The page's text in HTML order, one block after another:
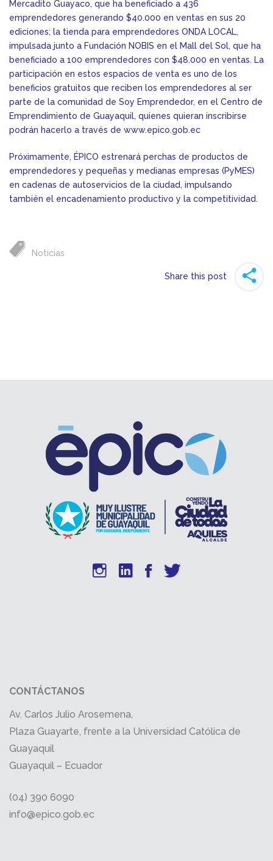
Mercadito Guayaco, que ha beneficiado a 436
emprendedores generando $40.000 en ventas en sus 20
ediciones; la tienda para emprendedores ONDA LOCAL,
impulsada junto a Fundación NOBIS en el Mall del Sol, que ha
beneficiado a 100 emprendedores con $48.000 en ventas. La
participación en estos espacios de venta es uno de los
beneficios gratuitos que reciben los emprendedores al ser
parte de la comunidad de Soy Emprendedor, en el Centro de
Emprendimiento de Guayaquil, quienes quieran inscribirse
podrán hacerlo a través de www.epico.gob.ec
Próximamente, ÉPICO estrenará perchas de productos de
emprendedores y pequeñas y medianas empresas (PyMES)
en cadenas de autoservicios de la ciudad, impulsando
también el encadenamiento productivo y la competitividad.
Noticias
Share this post
CONTÁCTANOS
Av. Carlos Julio Arosemena,
Plaza Guayarte, frente a la Universidad Católica de
Guayaquil
Guayaquil – Ecuador
(04) 390 6090
info@epico.gob.ec